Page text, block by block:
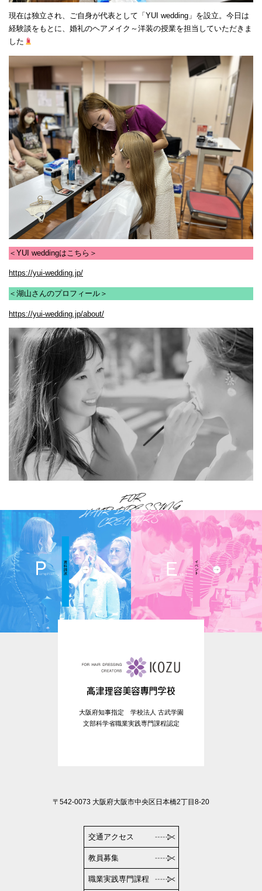
現在は独立され、ご自身が代表として「YUI wedding」を設立。今日は
経験談をもとに、婚礼のヘアメイク～洋装の授業を担当していただきま
した
＜YUI weddingはこちら＞
https://yui-wedding.jp/
＜湖山さんのプロフィール＞
https://yui-wedding.jp/about/
大阪府知事指定 学校法人 古武学園
文部科学省職業実践専門課程認定
〒542-0073 大阪府大阪市中央区日本橋2丁目8-20
交通アクセス
教員募集
職業実践専門課程